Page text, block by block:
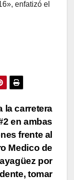
enfatizó el
la carretera
en ambas
frente al
Medico de
por
tomar